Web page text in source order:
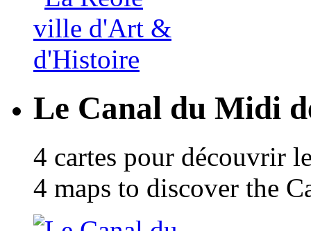
Le Canal du Midi
4 cartes pour découvrir
4 maps to discover the